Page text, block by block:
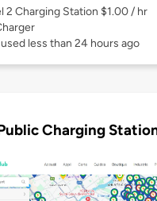
2 Charging Station $1.00 / hr
less than 24 hours ago
Charging